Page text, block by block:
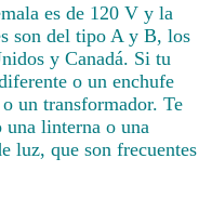
es de 120 V y la
son del tipo A y B, los
y Canadá. Si tu
o un enchufe
un transformador. Te
una linterna o una
luz, que son frecuentes